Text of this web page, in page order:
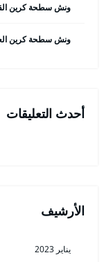
ونش سطحة كرين القرين 65557275 ونش سحب
ونش سطحة كرين العدان 65557275 ونش سحب
أحدث التعليقات
الأرشيف
يناير 2023